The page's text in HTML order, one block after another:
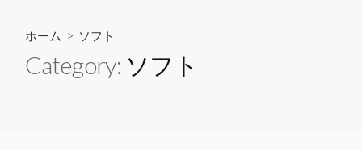
ホーム > ソフト
Category: ソフト